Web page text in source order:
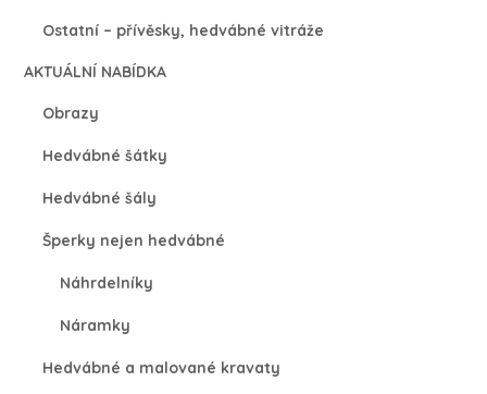
Ostatní – přívěsky, hedvábné vitráže
AKTUÁLNÍ NABÍDKA
Obrazy
Hedvábné šátky
Hedvábné šály
Šperky nejen hedvábné
Náhrdelníky
Náramky
Hedvábné a malované kravaty